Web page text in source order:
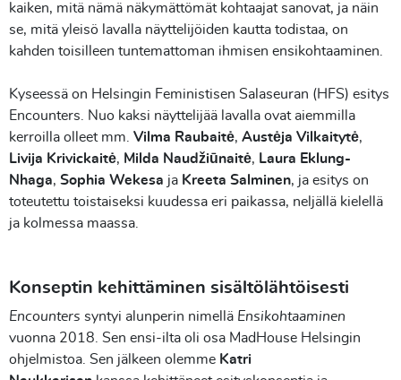
kaiken, mitä nämä näkymättömät kohtaajat sanovat, ja näin
se, mitä yleisö lavalla näyttelijöiden kautta todistaa, on
kahden toisilleen tuntemattoman ihmisen ensikohtaaminen.
Kyseessä on Helsingin Feministisen Salaseuran (HFS) esitys
Encounters. Nuo kaksi näyttelijää lavalla ovat aiemmilla
kerroilla olleet mm. Vilma Raubaitė, Austėja Vilkaitytė,
Livija Krivickaitė, Milda Naudžiūnaitė, Laura Eklung-
Nhaga, Sophia Wekesa ja Kreeta Salminen, ja esitys on
toteutettu toistaiseksi kuudessa eri paikassa, neljällä kielellä
ja kolmessa maassa.
Konseptin kehittäminen sisältölähtöisesti
Encounters syntyi alunperin nimellä Ensikohtaaminen
vuonna 2018. Sen ensi-ilta oli osa MadHouse Helsingin
ohjelmistoa. Sen jälkeen olemme Katri